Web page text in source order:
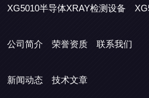
XG5010半导体XRAY检测设备
公司简介 荣誉资质 联系我们
新闻动态 技术文章